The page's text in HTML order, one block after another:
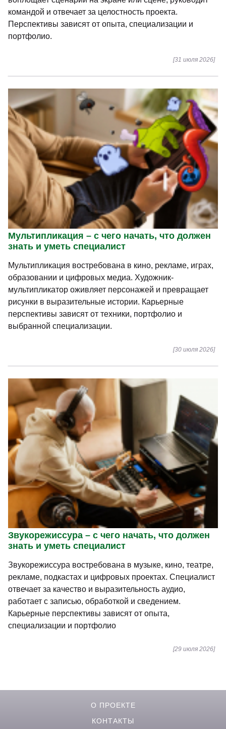
командой и отвечает за целостность проекта.
Перспективы зависят от опыта, специализации и
портфолио.
[31 июля 2026]
Мультипликация – с чего начать, что должен
знать и уметь специалист
Мультипликация востребована в кино, рекламе, играх,
образовании и цифровых медиа. Художник-
мультипликатор оживляет персонажей и превращает
рисунки в выразительные истории. Карьерные
перспективы зависят от техники, портфолио и
выбранной специализации.
[30 июля 2026]
Звукорежиссура – с чего начать, что должен
знать и уметь специалист
Звукорежиссура востребована в музыке, кино, театре,
рекламе, подкастах и цифровых проектах. Специалист
отвечает за качество и выразительность аудио,
работает с записью, обработкой и сведением.
Карьерные перспективы зависят от опыта,
специализации и портфолио
[29 июля 2026]
О ПРОЕКТЕ
КОНТАКТЫ